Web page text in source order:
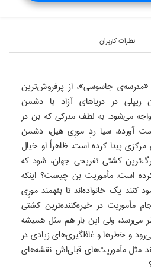
نظرات کاربران
جاسوسي»، از پرفروش‌ترين
ريپلي در درياهاي آزاد با دشمن
مي‌شود. به لطف مدرکي که بن در
آورده، سيا ردِ مورِي هيل، دشمن
پيدا کرده است. ظاهراً او خيال
بزرگ‌ترين کشتي تفريحي جهان، شود که
است. مأموريت بن چيست؟ اينکه
کنند يک خانواده‌اند تا بفهمند مورِي
مأموريت در خيره‌کننده‌ترين کشتي
مي‌رسد، ولي اين بار هم مثل هميشه
و خطرها و غافلگيري‌هاي زيادي در
مثل مأموريت‌هاي قبلي‌اش نقشه‌هاي